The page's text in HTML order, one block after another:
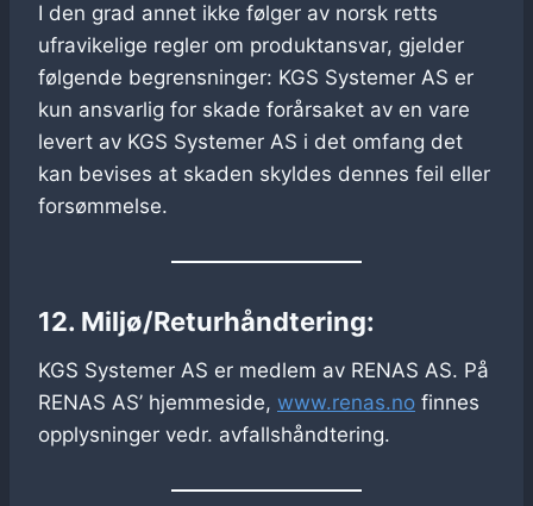
I den grad annet ikke følger av norsk retts
ufravikelige regler om produktansvar, gjelder
følgende begrensninger: KGS Systemer AS er
kun ansvarlig for skade forårsaket av en vare
levert av KGS Systemer AS i det omfang det
kan bevises at skaden skyldes dennes feil eller
forsømmelse.
12. Miljø/Returhåndtering:
KGS Systemer AS er medlem av RENAS AS. På
RENAS AS’ hjemmeside, www.renas.no finnes
opplysninger vedr. avfallshåndtering.